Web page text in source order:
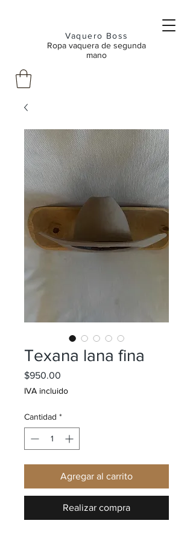
Vaquero Boss
Ropa vaquera de segunda
mano
Texana lana fina
$950.00
IVA incluido
Cantidad *
Agregar al carrito
Realizar compra